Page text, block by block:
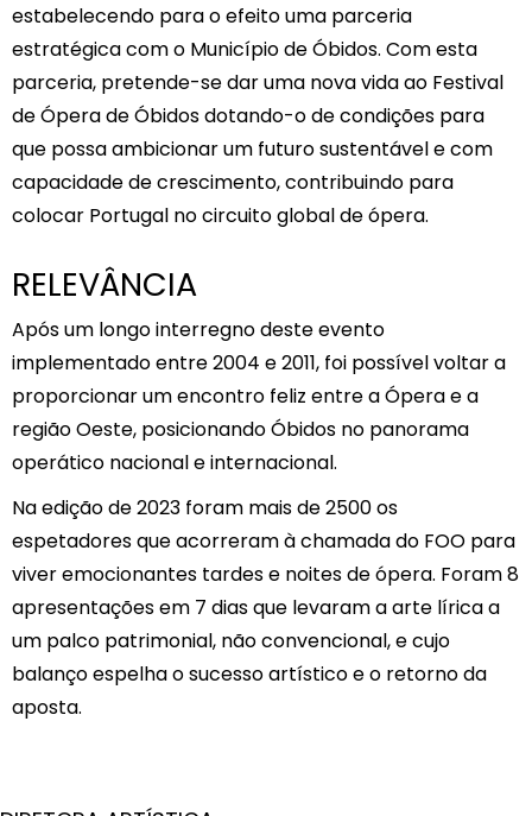
estabelecendo para o efeito uma parceria
estratégica com o Município de Óbidos. Com esta
parceria, pretende-se dar uma nova vida ao Festival
de Ópera de Óbidos dotando-o de condições para
que possa ambicionar um futuro sustentável e com
capacidade de crescimento, contribuindo para
colocar Portugal no circuito global de ópera.
RELEVÂNCIA
Após um longo interregno deste evento
implementado entre 2004 e 2011, foi possível voltar a
proporcionar um encontro feliz entre a Ópera e a
região Oeste, posicionando Óbidos no panorama
operático nacional e internacional.
Na edição de 2023 foram mais de 2500 os
espetadores que acorreram à chamada do FOO para
viver emocionantes tardes e noites de ópera. Foram 8
apresentações em 7 dias que levaram a arte lírica a
um palco patrimonial, não convencional, e cujo
balanço espelha o sucesso artístico e o retorno da
aposta.